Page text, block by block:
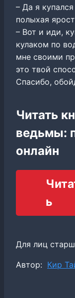
– Да я
полыхая
– Вот и иди,
кулаком по
мне своими
это твой
Спасибо,
Читать
ведьмы:
онлайн
ь
Для лиц
Метки
Автор: Кир